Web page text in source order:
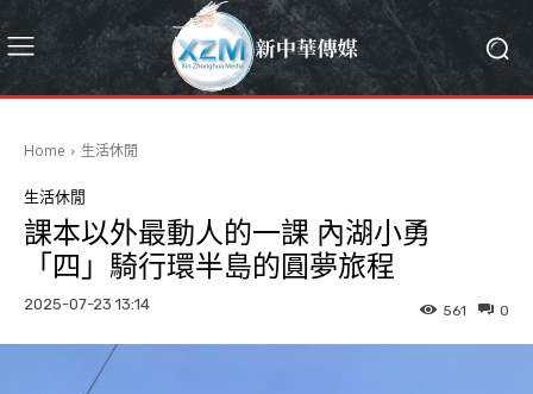
Home 生活休閒
生活休閒
課本以外最動人的一課 內湖小勇
「四」騎行環半島的圓夢旅程
2025-07-23 13:14 0
561